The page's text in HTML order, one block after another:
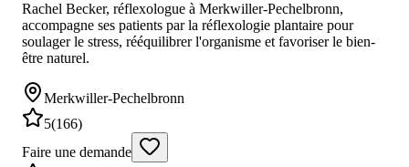
Rachel Becker, réflexologue à Merkwiller-Pechelbronn,
accompagne ses patients par la réflexologie plantaire pour
soulager le stress, rééquilibrer l'organisme et favoriser le bien-
être naturel.
Merkwiller-Pechelbronn
5(166)
Faire une demande